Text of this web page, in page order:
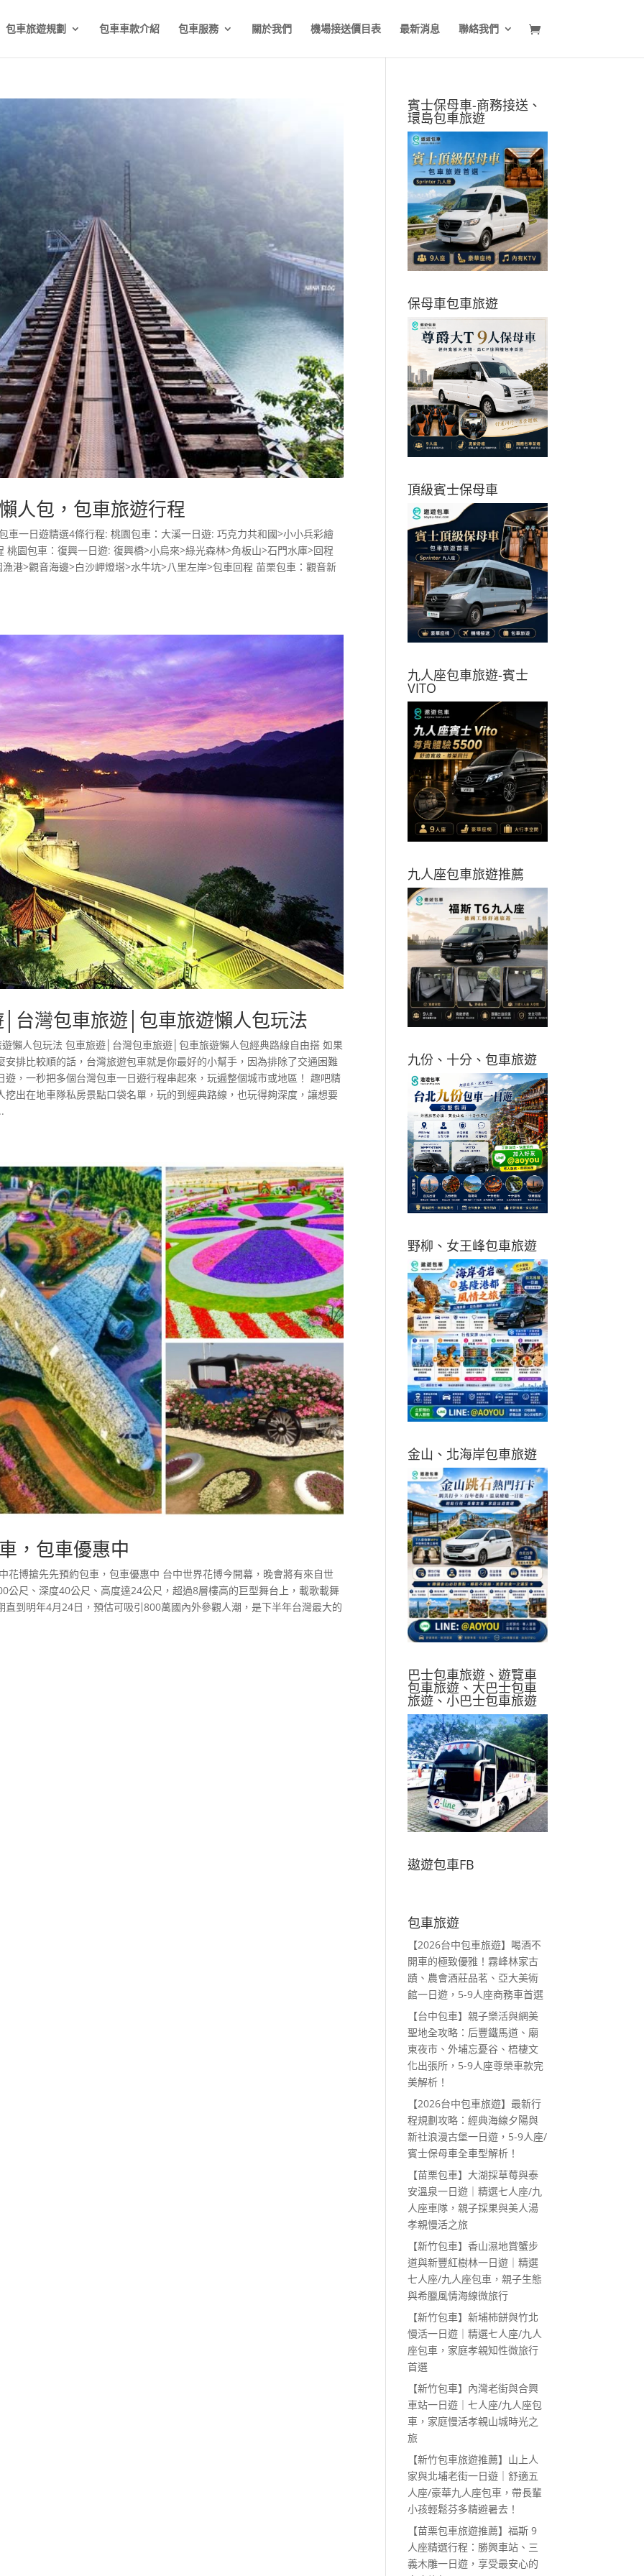
包車旅遊規劃 包車車款介紹 包車服務 關於我們 機場接送價目表 最新消息 聯絡我們
人包，包車旅遊行程
車一日遊精選4條行程: 桃園包車：大溪一日遊: 巧克力共和國>小小兵彩繪
園包車：復興一日遊: 復興橋>小烏來>綠光森林>角板山>石門水庫>回程
港>觀音海邊>白沙岬燈塔>水牛坑>八里左岸>包車回程 苗栗包車：觀音新
台灣包車旅遊│包車旅遊懶人包玩法
懶人包玩法 包車旅遊│台灣包車旅遊│包車旅遊懶人包經典路線自由搭 如果
排比較順的話，台灣旅遊包車就是你最好的小幫手，因為排除了交通困難
，一秒把多個台灣包車一日遊行程串起來，玩遍整個城市或地區！ 趣吧精
出在地車隊私房景點口袋名單，玩的到經典路線，也玩得夠深度，讓想要
，包車優惠中
花博搶先先預約包車，包車優惠中 台中世界花博今開幕，晚會將有來自世
公尺、深度40公尺、高度達24公尺，超過8層樓高的巨型舞台上，載歌載舞
到明年4月24日，預估可吸引800萬國內外參觀人潮，是下半年台灣最大的
賓士保母車-商務接送、
環島包車旅遊
保母車包車旅遊
頂級賓士保母車
九人座包車旅遊-賓士
VITO
九人座包車旅遊推薦
九份、十分、包車旅遊
野柳、女王峰包車旅遊
金山、北海岸包車旅遊
巴士包車旅遊、遊覽車
包車旅遊、大巴士包車
旅遊、小巴士包車旅遊
遨遊包車FB
包車旅遊
【2026台中包車旅遊】喝酒不
開車的極致優雅！霧峰林家古
蹟、農會酒莊品茗、亞大美術
館一日遊，5-9人座商務車首選
【台中包車】親子樂活與網美
聖地全攻略：后豐鐵馬道、廟
東夜市、外埔忘憂谷、梧棲文
化出張所，5-9人座尊榮車款完
美解析！
【2026台中包車旅遊】最新行
程規劃攻略：經典海線夕陽與
新社浪漫古堡一日遊，5-9人座/
賓士保母車全車型解析！
【苗栗包車】大湖採草莓與泰
安溫泉一日遊｜精選七人座/九
人座車隊，親子採果與美人湯
孝親慢活之旅
【新竹包車】香山濕地賞蟹步
道與新豐紅樹林一日遊｜精選
七人座/九人座包車，親子生態
與希臘風情海線微旅行
【新竹包車】新埔柿餅與竹北
慢活一日遊｜精選七人座/九人
座包車，家庭孝親知性微旅行
首選
【新竹包車】內灣老街與合興
車站一日遊｜七人座/九人座包
車，家庭慢活孝親山城時光之
旅
【新竹包車旅遊推薦】山上人
家與北埔老街一日遊｜舒適五
人座/豪華九人座包車，帶長輩
小孩輕鬆芬多精避暑去！
【苗栗包車旅遊推薦】福斯 9
人座精選行程：勝興車站、三
義木雕一日遊，享受最安心的